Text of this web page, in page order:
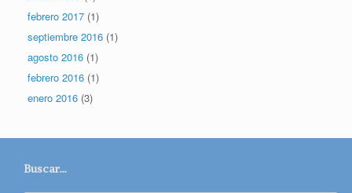
febrero 2017 (1)
septiembre 2016 (1)
agosto 2016 (1)
febrero 2016 (1)
enero 2016 (3)
Buscar…